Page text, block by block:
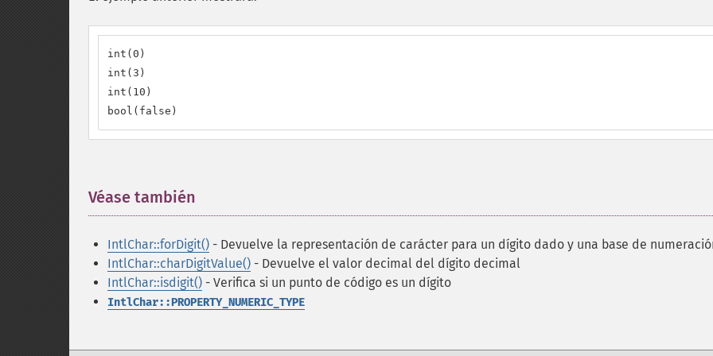
int(0)
int(3)
int(10)
bool(false)
Véase también
IntlChar::forDigit() - Devuelve la representación de carácter para un dígito dado y una base de
IntlChar::charDigitValue() - Devuelve el valor decimal del dígito decimal
IntlChar::isdigit() - Verifica si un punto de código es un dígito
IntlChar::PROPERTY_NUMERIC_TYPE